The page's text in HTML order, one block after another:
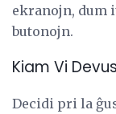
ekranojn, dum
butonojn.
Kiam Vi
Decidi pri la